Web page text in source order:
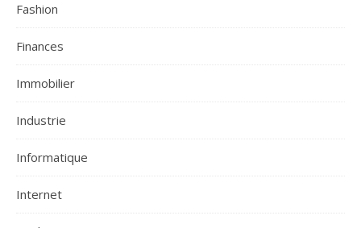
Fashion
Finances
Immobilier
Industrie
Informatique
Internet